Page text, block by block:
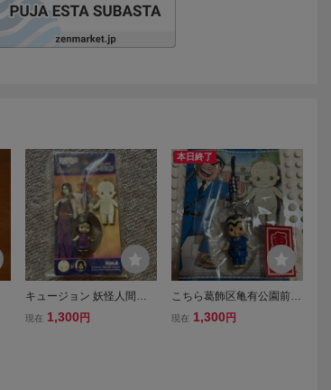
キュージョン 妖怪人間ベ
ム ベラ ローズオニールキ
現在 1,300 円
本日終了
こちら葛飾区亀有公園前派
出所 両津勘吉 ローズオニ
現在 1,300 円